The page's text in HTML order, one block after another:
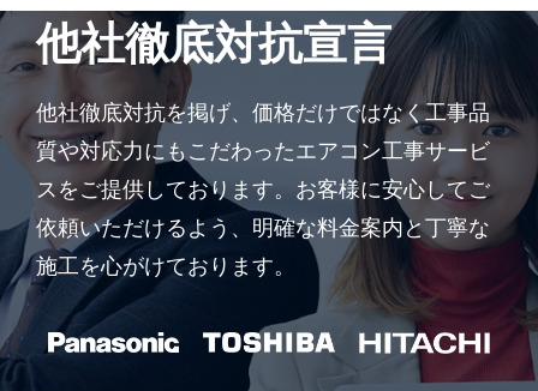
他社徹底対抗宣言
他社徹底対抗を掲げ、価格だけではなく工事品
質や対応力にもこだわったエアコン工事サービ
スをご提供しております。お客様に安心してご
依頼いただけるよう、明確な料金案内と丁寧な
施工を心がけております。